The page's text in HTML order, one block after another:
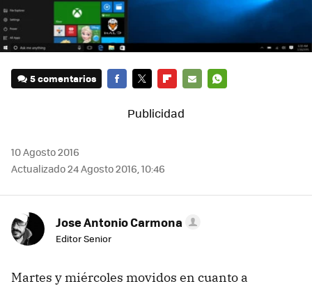
5 comentarios
MAIL
10 Agosto 2016
Actualizado 24 Agosto 2016, 10:46
Jose Antonio Carmona
Editor Senior
Martes y miércoles movidos en cuanto a